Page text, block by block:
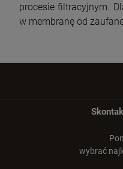
procesie filtracyjnym.
w membranę od
wybrać